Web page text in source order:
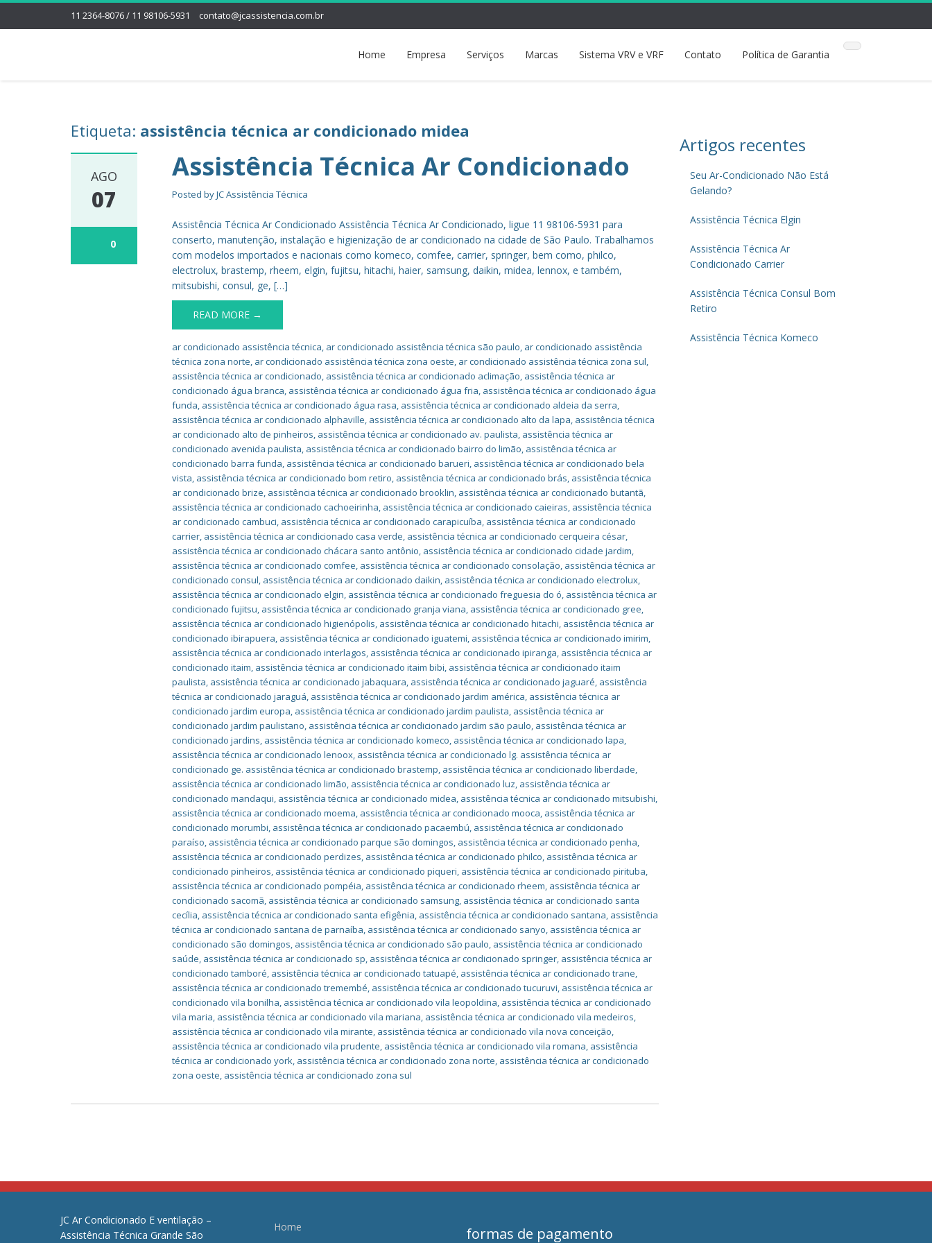
11 2364-8076 / 11 98106-5931 contato@jcassistencia.com.br
Home Empresa Serviços Marcas Sistema VRV e VRF Contato Política de Garantia
Etiqueta: assistência técnica ar condicionado midea
AGO
07
0
Assistência Técnica Ar Condicionado
Posted byJC Assistência Técnica
Assistência Técnica Ar Condicionado Assistência Técnica Ar Condicionado, ligue 11 98106-5931 para
conserto, manutenção, instalação e higienização de ar condicionado na cidade de São Paulo. Trabalhamos
com modelos importados e nacionais como komeco, comfee, carrier, springer, bem como, philco,
electrolux, brastemp, rheem, elgin, fujitsu, hitachi, haier, samsung, daikin, midea, lennox, e também,
mitsubishi, consul, ge, […]
READ MORE →
ar condicionado assistência técnica, ar condicionado assistência técnica são paulo, ar condicionado assistência
técnica zona norte, ar condicionado assistência técnica zona oeste, ar condicionado assistência técnica zona sul,
assistência técnica ar condicionado, assistência técnica ar condicionado aclimação, assistência técnica ar
condicionado água branca, assistência técnica ar condicionado água fria, assistência técnica ar condicionado água
funda, assistência técnica ar condicionado água rasa, assistência técnica ar condicionado aldeia da serra,
assistência técnica ar condicionado alphaville, assistência técnica ar condicionado alto da lapa, assistência técnica
ar condicionado alto de pinheiros, assistência técnica ar condicionado av. paulista, assistência técnica ar
condicionado avenida paulista, assistência técnica ar condicionado bairro do limão, assistência técnica ar
condicionado barra funda, assistência técnica ar condicionado barueri, assistência técnica ar condicionado bela
vista, assistência técnica ar condicionado bom retiro, assistência técnica ar condicionado brás, assistência técnica
ar condicionado brize, assistência técnica ar condicionado brooklin, assistência técnica ar condicionado butantã,
assistência técnica ar condicionado cachoeirinha, assistência técnica ar condicionado caieiras, assistência técnica
ar condicionado cambuci, assistência técnica ar condicionado carapicuíba, assistência técnica ar condicionado
carrier, assistência técnica ar condicionado casa verde, assistência técnica ar condicionado cerqueira césar,
assistência técnica ar condicionado chácara santo antônio, assistência técnica ar condicionado cidade jardim,
assistência técnica ar condicionado comfee, assistência técnica ar condicionado consolação, assistência técnica ar
condicionado consul, assistência técnica ar condicionado daikin, assistência técnica ar condicionado electrolux,
assistência técnica ar condicionado elgin, assistência técnica ar condicionado freguesia do ó, assistência técnica ar
condicionado fujitsu, assistência técnica ar condicionado granja viana, assistência técnica ar condicionado gree,
assistência técnica ar condicionado higienópolis, assistência técnica ar condicionado hitachi, assistência técnica ar
condicionado ibirapuera, assistência técnica ar condicionado iguatemi, assistência técnica ar condicionado imirim,
assistência técnica ar condicionado interlagos, assistência técnica ar condicionado ipiranga, assistência técnica ar
condicionado itaim, assistência técnica ar condicionado itaim bibi, assistência técnica ar condicionado itaim
paulista, assistência técnica ar condicionado jabaquara, assistência técnica ar condicionado jaguaré, assistência
técnica ar condicionado jaraguá, assistência técnica ar condicionado jardim américa, assistência técnica ar
condicionado jardim europa, assistência técnica ar condicionado jardim paulista, assistência técnica ar
condicionado jardim paulistano, assistência técnica ar condicionado jardim são paulo, assistência técnica ar
condicionado jardins, assistência técnica ar condicionado komeco, assistência técnica ar condicionado lapa,
assistência técnica ar condicionado lenoox, assistência técnica ar condicionado lg. assistência técnica ar
condicionado ge. assistência técnica ar condicionado brastemp, assistência técnica ar condicionado liberdade,
assistência técnica ar condicionado limão, assistência técnica ar condicionado luz, assistência técnica ar
condicionado mandaqui, assistência técnica ar condicionado midea, assistência técnica ar condicionado mitsubishi,
assistência técnica ar condicionado moema, assistência técnica ar condicionado mooca, assistência técnica ar
condicionado morumbi, assistência técnica ar condicionado pacaembú, assistência técnica ar condicionado
paraíso, assistência técnica ar condicionado parque são domingos, assistência técnica ar condicionado penha,
assistência técnica ar condicionado perdizes, assistência técnica ar condicionado philco, assistência técnica ar
condicionado pinheiros, assistência técnica ar condicionado piqueri, assistência técnica ar condicionado pirituba,
assistência técnica ar condicionado pompéia, assistência técnica ar condicionado rheem, assistência técnica ar
condicionado sacomã, assistência técnica ar condicionado samsung, assistência técnica ar condicionado santa
cecília, assistência técnica ar condicionado santa efigênia, assistência técnica ar condicionado santana, assistência
técnica ar condicionado santana de parnaíba, assistência técnica ar condicionado sanyo, assistência técnica ar
condicionado são domingos, assistência técnica ar condicionado são paulo, assistência técnica ar condicionado
saúde, assistência técnica ar condicionado sp, assistência técnica ar condicionado springer, assistência técnica ar
condicionado tamboré, assistência técnica ar condicionado tatuapé, assistência técnica ar condicionado trane,
assistência técnica ar condicionado tremembé, assistência técnica ar condicionado tucuruvi, assistência técnica ar
condicionado vila bonilha, assistência técnica ar condicionado vila leopoldina, assistência técnica ar condicionado
vila maria, assistência técnica ar condicionado vila mariana, assistência técnica ar condicionado vila medeiros,
assistência técnica ar condicionado vila mirante, assistência técnica ar condicionado vila nova conceição,
assistência técnica ar condicionado vila prudente, assistência técnica ar condicionado vila romana, assistência
técnica ar condicionado york, assistência técnica ar condicionado zona norte, assistência técnica ar condicionado
zona oeste, assistência técnica ar condicionado zona sul
Artigos recentes
Seu Ar-Condicionado Não Está
Gelando?
Assistência Técnica Elgin
Assistência Técnica Ar
Condicionado Carrier
Assistência Técnica Consul Bom
Retiro
Assistência Técnica Komeco
JC Ar Condicionado E ventilação –
Assistência Técnica Grande São
Home formas de pagamento